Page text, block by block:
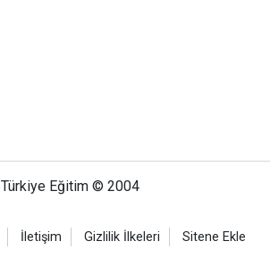
Türkiye Eğitim © 2004
İletişim Gizlilik İlkeleri Sitene Ekle